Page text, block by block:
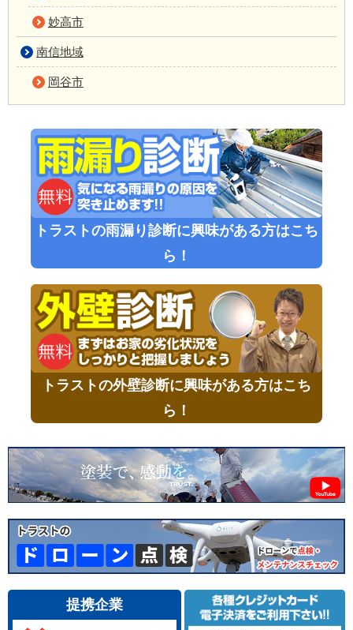
妙高市
南信地域
岡谷市
トラストの雨漏り診断に興味がある方はこち
ら！
トラストの外壁診断に興味がある方はこち
ら！
提携企業